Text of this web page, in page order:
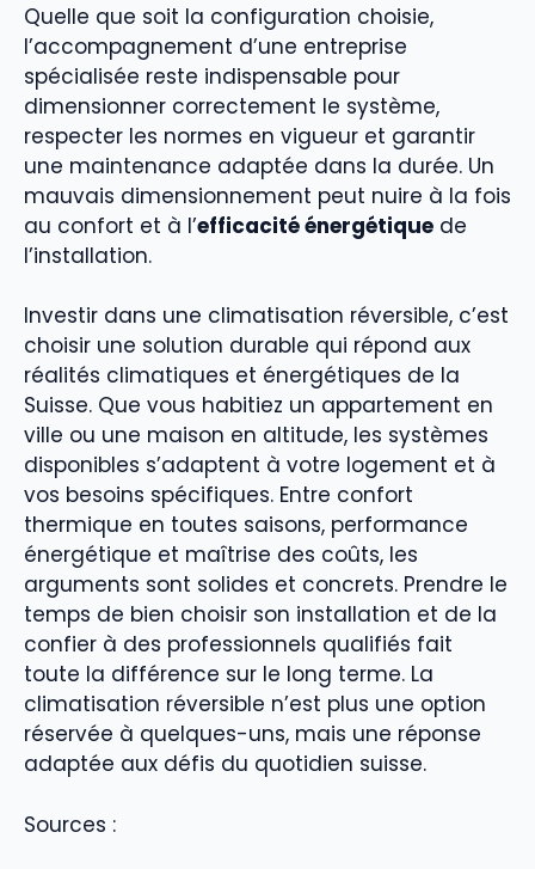
Quelle que soit la configuration choisie,
l’accompagnement d’une entreprise
spécialisée reste indispensable pour
dimensionner correctement le système,
respecter les normes en vigueur et garantir
une maintenance adaptée dans la durée. Un
mauvais dimensionnement peut nuire à la fois
au confort et à l’efficacité énergétique de
l’installation.
Investir dans une climatisation réversible, c’est
choisir une solution durable qui répond aux
réalités climatiques et énergétiques de la
Suisse. Que vous habitiez un appartement en
ville ou une maison en altitude, les systèmes
disponibles s’adaptent à votre logement et à
vos besoins spécifiques. Entre confort
thermique en toutes saisons, performance
énergétique et maîtrise des coûts, les
arguments sont solides et concrets. Prendre le
temps de bien choisir son installation et de la
confier à des professionnels qualifiés fait
toute la différence sur le long terme. La
climatisation réversible n’est plus une option
réservée à quelques-uns, mais une réponse
adaptée aux défis du quotidien suisse.
Sources :